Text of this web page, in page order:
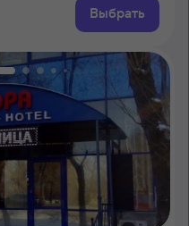
Выбрать